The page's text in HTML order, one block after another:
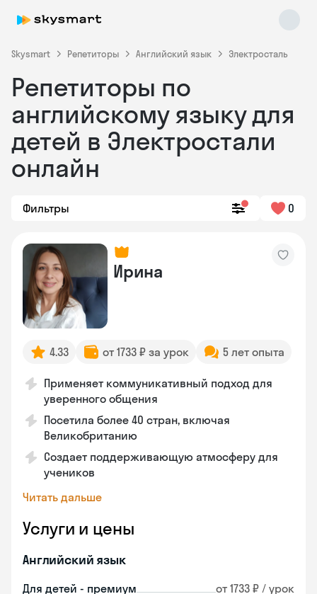
Skysmart Репетиторы Английский язык Электросталь
Репетиторы по
английскому языку для
детей в Электростали
онлайн
Фильтры 0
Ирина
4.33 от 1733 ₽ за урок 5 лет опыта
Применяет коммуникативный подход для
уверенного общения
Посетила более 40 стран, включая
Великобританию
Создает поддерживающую атмосферу для
учеников
Читать дальше
Услуги и цены
Английский язык
Для детей - премиум от 1733 ₽ / урок